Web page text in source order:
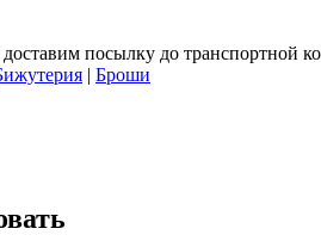
посылку до транспортной
| Броши